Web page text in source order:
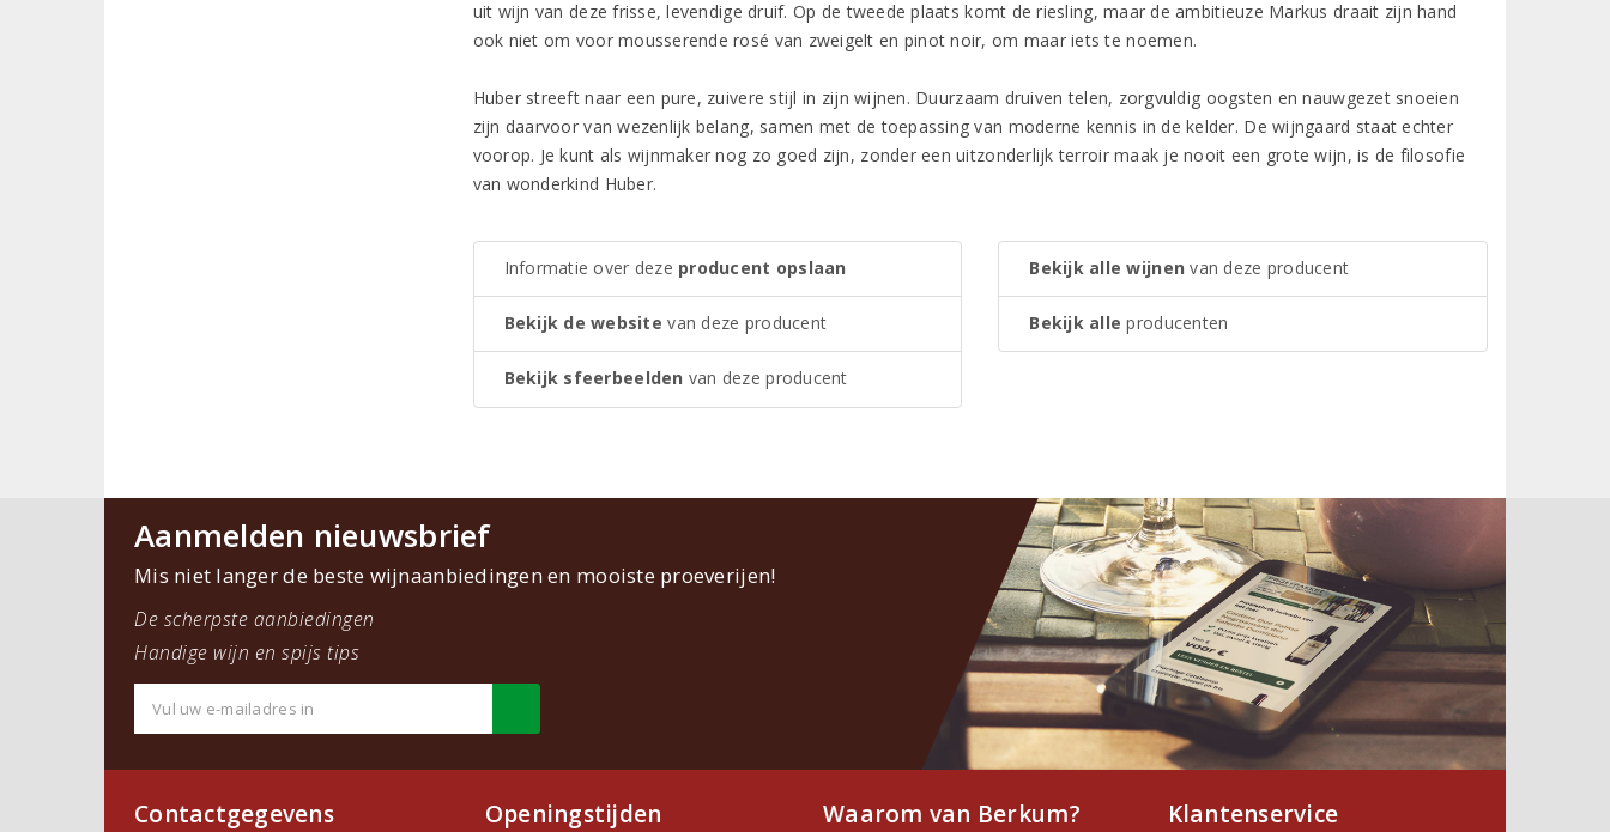
uit wijn van deze frisse, levendige druif. Op de tweede plaats komt de riesling, maar de ambitieuze Markus draait zijn hand
ook niet om voor mousserende rosé van zweigelt en pinot noir, om maar iets te noemen.
Huber streeft naar een pure, zuivere stijl in zijn wijnen. Duurzaam druiven telen, zorgvuldig oogsten en nauwgezet snoeien
zijn daarvoor van wezenlijk belang, samen met de toepassing van moderne kennis in de kelder. De wijngaard staat echter
voorop. Je kunt als wijnmaker nog zo goed zijn, zonder een uitzonderlijk terroir maak je nooit een grote wijn, is de filosofie
van wonderkind Huber.
Informatie over deze producent opslaan
Bekijk de website van deze producent
Bekijk sfeerbeelden van deze producent
Bekijk alle wijnen van deze producent
Bekijk alle producenten
Aanmelden nieuwsbrief
Mis niet langer de beste wijnaanbiedingen en mooiste proeverijen!
De scherpste aanbiedingen
Handige wijn en spijs tips
Contactgegevens Openingstijden Waarom van Berkum? Klantenservice